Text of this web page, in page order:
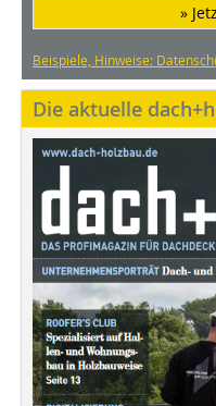
»
Beispiele, Hinweise:
Die aktuelle